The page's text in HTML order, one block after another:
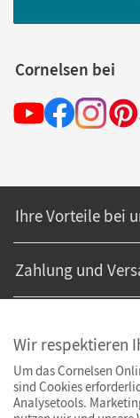
Cornelsen bei
Ihre Vorteile bei
Zahlung und
Wir respektieren
Um das Cornelsen
sind Cookies
Analysetools.